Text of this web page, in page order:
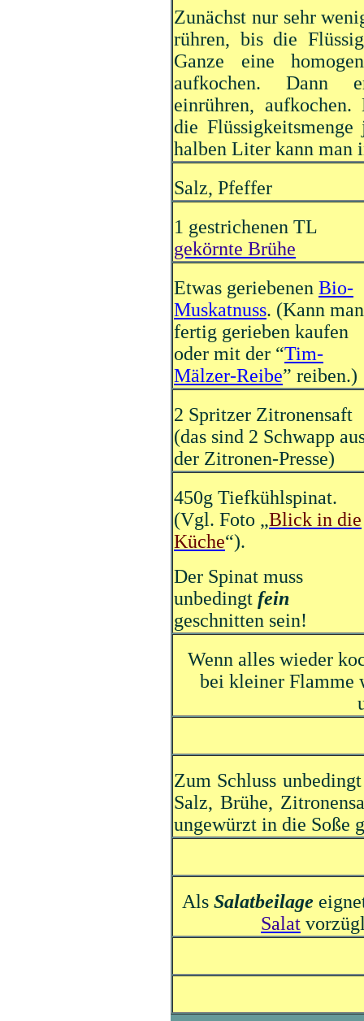
Zunächst nur sehr
rühren, bis die
Ganze eine
aufkochen. Dann
einrühren,
die
halben Liter kann man
Salz, Pfeffer
1 gestrichenen TL
gekörnte Brühe
Etwas geriebenen Bio-
Muskatnuss. (Kann man
fertig gerieben kaufen
oder mit der “Tim-
Mälzer-Reibe” reiben.)
2 Spritzer Zitronensaft
(das sind 2 Schwapp
der Zitronen-Presse)
450g Tiefkühlspinat.
(Vgl. Foto „Blick in die
Küche“).
Der Spinat muss
unbedingt fein
geschnitten sein!
Wenn alles wieder
bei kleiner Flamme
Zum Schluss
Salz, Brühe,
ungewürzt in die Soße
Als Salatbeilage
Salat